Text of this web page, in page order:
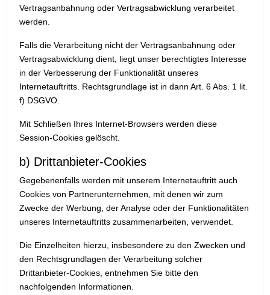
Vertragsanbahnung oder Vertragsabwicklung verarbeitet
werden.
Falls die Verarbeitung nicht der Vertragsanbahnung oder
Vertragsabwicklung dient, liegt unser berechtigtes Interesse
in der Verbesserung der Funktionalität unseres
Internetauftritts. Rechtsgrundlage ist in dann Art. 6 Abs. 1 lit.
f) DSGVO.
Mit Schließen Ihres Internet-Browsers werden diese
Session-Cookies gelöscht.
b) Drittanbieter-Cookies
Gegebenenfalls werden mit unserem Internetauftritt auch
Cookies von Partnerunternehmen, mit denen wir zum
Zwecke der Werbung, der Analyse oder der Funktionalitäten
unseres Internetauftritts zusammenarbeiten, verwendet.
Die Einzelheiten hierzu, insbesondere zu den Zwecken und
den Rechtsgrundlagen der Verarbeitung solcher
Drittanbieter-Cookies, entnehmen Sie bitte den
nachfolgenden Informationen.